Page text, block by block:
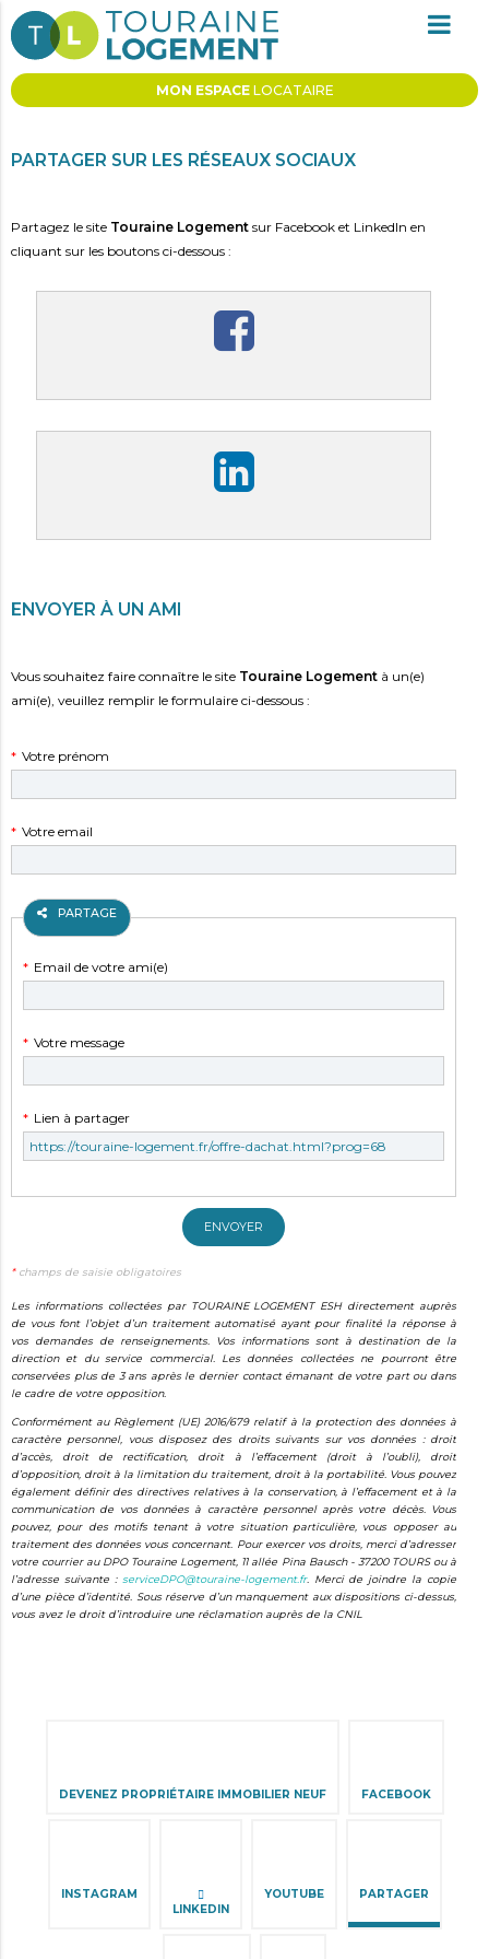
MON ESPACE LOCATAIRE
PARTAGE
PARTAGER SUR LES RÉSEAUX SOCIAUX
Partagez le site Touraine Logement sur Facebook et LinkedIn en
cliquant sur les boutons ci-dessous :
ENVOYER À UN AMI
Vous souhaitez faire connaître le site Touraine Logement à un(e)
ami(e), veuillez remplir le formulaire ci-dessous :
Champ
obligatoire
Votre prénom
*
Champ
obligatoire
Votre email
*
PARTAGE
Champ
obligatoire
Email de votre ami(e)
*
Champ
obligatoire
Votre message
*
Champ
obligatoire
Lien à partager
*
ENVOYER
*champs de saisie obligatoires
Les informations collectées par TOURAINE LOGEMENT ESH directement auprès
de vous font l’objet d’un traitement automatisé ayant pour finalité la réponse à
vos demandes de renseignements. Vos informations sont à destination de la
direction et du service commercial. Les données collectées ne pourront être
conservées plus de 3 ans après le dernier contact émanant de votre part ou dans
le cadre de votre opposition.
Conformément au Règlement (UE) 2016/679 relatif à la protection des données à
caractère personnel, vous disposez des droits suivants sur vos données : droit
d’accès, droit de rectification, droit à l’effacement (droit à l’oubli), droit
d’opposition, droit à la limitation du traitement, droit à la portabilité. Vous pouvez
également définir des directives relatives à la conservation, à l’effacement et à la
communication de vos données à caractère personnel après votre décès. Vous
pouvez, pour des motifs tenant à votre situation particulière, vous opposer au
traitement des données vous concernant. Pour exercer vos droits, merci d’adresser
votre courrier au DPO Touraine Logement, 11 allée Pina Bausch - 37200 TOURS ou à
l’adresse suivante : serviceDPO@touraine-logement.fr. Merci de joindre la copie
d’une pièce d’identité. Sous réserve d’un manquement aux dispositions ci-dessus,
vous avez le droit d’introduire une réclamation auprès de la CNIL
DEVENEZ PROPRIÉTAIRE IMMOBILIER NEUF FACEBOOK
INSTAGRAM
LINKEDIN
YOUTUBE PARTAGER